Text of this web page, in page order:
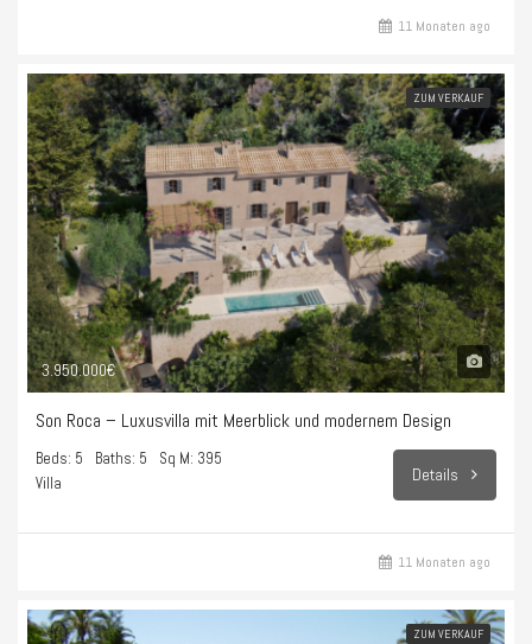
11 Monaten ago
ZUM VERKAUF
3.950.000€
Son Roca – Luxusvilla mit Meerblick und modernem Design
Beds: 5 Baths: 5
Sq M: 395
Villa
Details
11 Monaten ago
ZUM VERKAUF